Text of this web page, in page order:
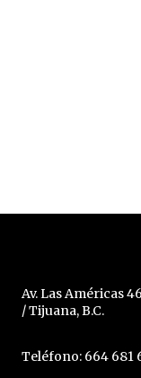
Av. Las Américas
/ Tijuana, B.C.
Teléfono: 664 681